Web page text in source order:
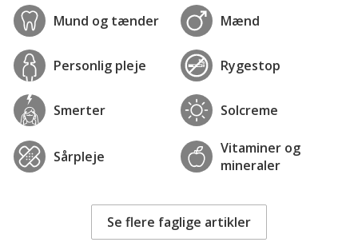
Mund og tænder Mænd
Personlig pleje Rygestop
Smerter Solcreme
Sårpleje
Vitaminer og
mineraler
Se flere faglige artikler